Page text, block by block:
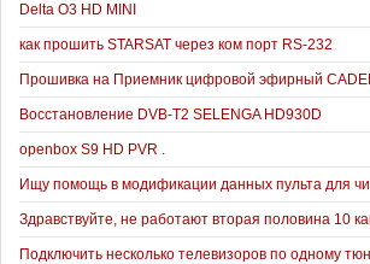
Delta O3 HD MINI
как прошить STARSAT через ком порт RS-232
Прошивка на Приемник цифровой эфирный
Восстановление DVB-T2 SELENGA HD930D
openbox S9 HD PVR .
Ищу помощь в модификации данных пульта для
Здравствуйте, не работают вторая половина 10
Подключить несколько телевизоров по одному